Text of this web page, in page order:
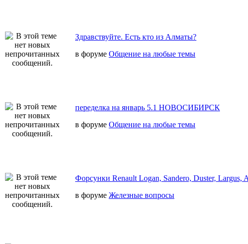
Здравствуйте. Есть кто из Алматы?
в форуме Общение на любые темы
переделка на январь 5.1 НОВОСИБИРСК
в форуме Общение на любые темы
Форсунки Renault Logan, Sandero, Duster, Largus,
в форуме Железные вопросы